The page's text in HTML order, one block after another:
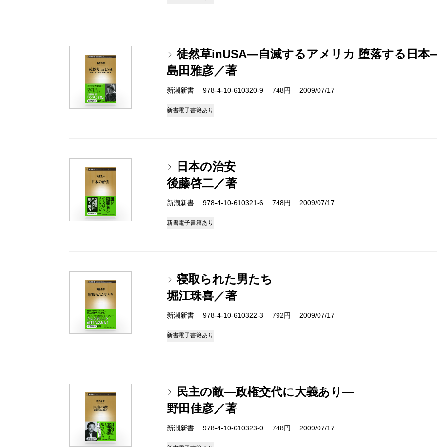
徒然草inUSA―自滅するアメリカ 堕落する日本
島田雅彦／著
新潮新書 978-4-10-610320-9 748円 2009/07/17
新書電子書籍あり
日本の治安
後藤啓二／著
新潮新書 978-4-10-610321-6 748円 2009/07/17
新書電子書籍あり
寝取られた男たち
堀江珠喜／著
新潮新書 978-4-10-610322-3 792円 2009/07/17
新書電子書籍あり
民主の敵―政権交代に大義あり―
野田佳彦／著
新潮新書 978-4-10-610323-0 748円 2009/07/17